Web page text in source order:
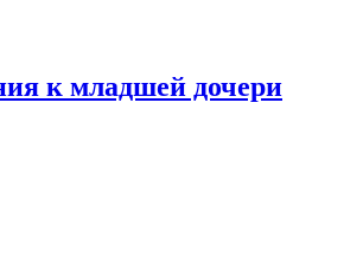
к младшей дочери